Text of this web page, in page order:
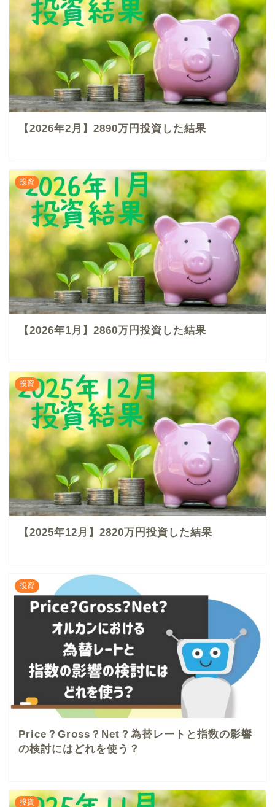
【2026年2月】2890万円投資した結果
投資
【2026年1月】2860万円投資した結果
投資
【2025年12月】2820万円投資した結果
投資
Price？Gross？Net？為替レートと指数の影響
の検討にはどれを使う？
投資